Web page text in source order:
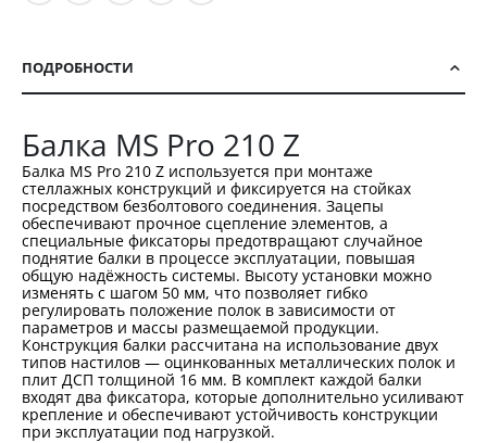
ПОДРОБНОСТИ
Балка MS Pro 210 Z
Балка MS Pro 210 Z используется при монтаже
стеллажных конструкций и фиксируется на стойках
посредством безболтового соединения. Зацепы
обеспечивают прочное сцепление элементов, а
специальные фиксаторы предотвращают случайное
поднятие балки в процессе эксплуатации, повышая
общую надёжность системы. Высоту установки можно
изменять с шагом 50 мм, что позволяет гибко
регулировать положение полок в зависимости от
параметров и массы размещаемой продукции.
Конструкция балки рассчитана на использование двух
типов настилов — оцинкованных металлических полок и
плит ДСП толщиной 16 мм. В комплект каждой балки
входят два фиксатора, которые дополнительно усиливают
крепление и обеспечивают устойчивость конструкции
при эксплуатации под нагрузкой.